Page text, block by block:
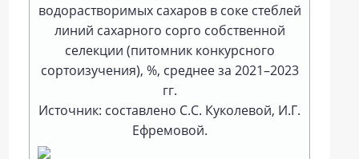
водорастворимых сахаров в соке стеблей
линий сахарного сорго собственной
селекции (питомник конкурсного
сортоизучения), %, среднее за 2021–2023
гг.
Источник: составлено С.С. Куколевой, И.Г.
Ефремовой.